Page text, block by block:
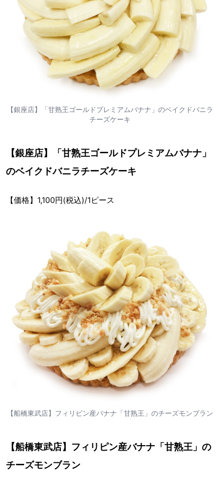
【銀座店】「甘熟王ゴールドプレミアムバナナ」のベイクドバニラ
チーズケーキ
【銀座店】「甘熟王ゴールドプレミアムバナナ」
のベイクドバニラチーズケーキ
【価格】1,100円(税込)/1ピース
【船橋東武店】フィリピン産バナナ「甘熟王」のチーズモンブラン
【船橋東武店】フィリピン産バナナ「甘熟王」の
チーズモンブラン